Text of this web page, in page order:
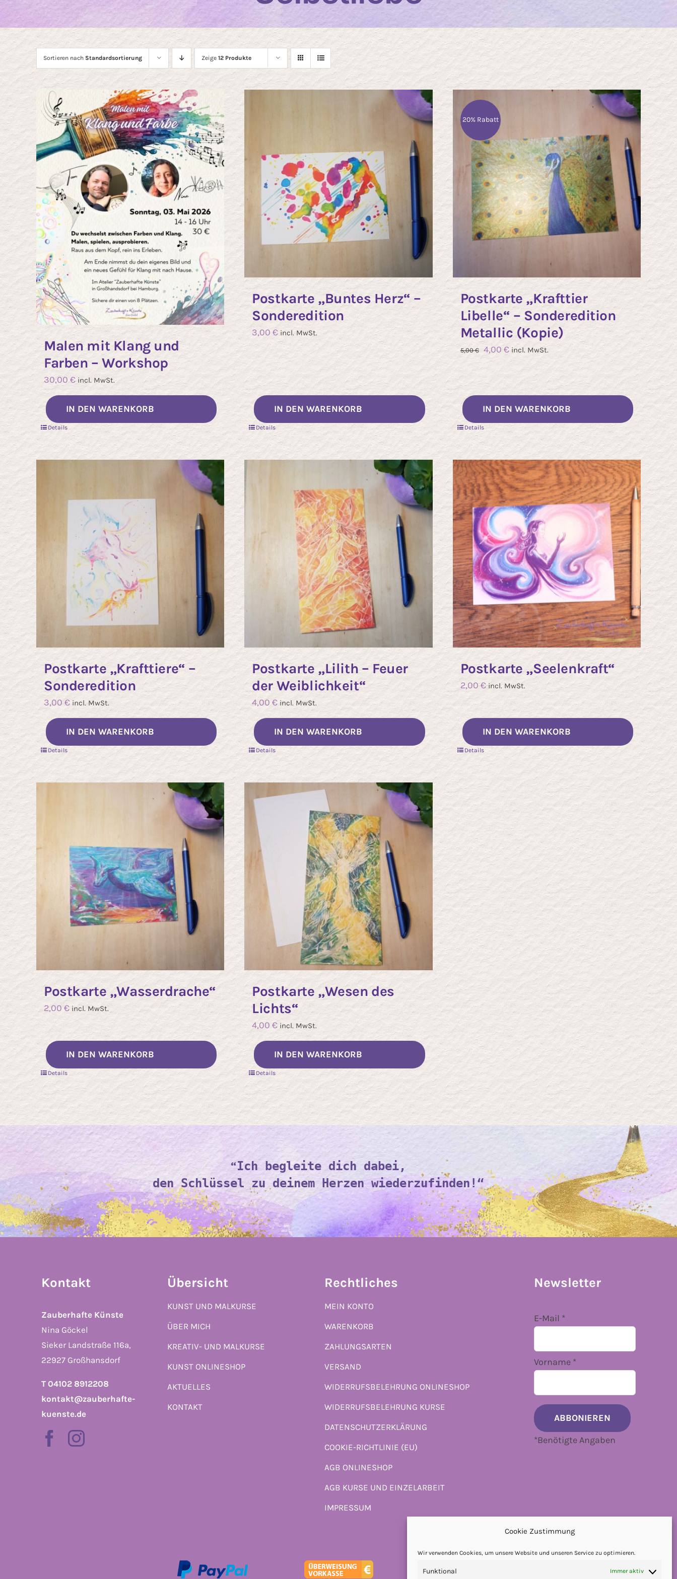
Cookie Zustimmung
Wir verwenden Cookies, um unsere Website und unseren Service zu optimieren.
Funktional Immer aktiv
Sortieren nach Standardsortierung Zeige 12 Produkte
Malen mit Klang und
Farben – Workshop
30,00 € incl. MwSt.
IN DEN WARENKORB
Details
Postkarte „Buntes Herz“ –
Sonderedition
3,00€ incl. MwSt.
IN DEN WARENKORB
Details
20% Rabatt
Postkarte „Krafttier
Libelle“ – Sonderedition
Metallic (Kopie)
5,00€
Ursprünglicher
war:
5,00 €
4,00 €Aktueller
ist:
4,00 €.
incl. MwSt.
IN DEN WARENKORB
Details
Postkarte „Krafttiere“ –
Sonderedition
3,00 € incl. MwSt.
IN DEN WARENKORB
Details
Postkarte „Lilith – Feuer
der Weiblichkeit“
4,00€ incl. MwSt.
IN DEN WARENKORB
Details
Postkarte „Seelenkraft“
2,00 € incl. MwSt.
IN DEN WARENKORB
Details
Postkarte „Wasserdrache“
2,00 € incl. MwSt.
IN DEN WARENKORB
Details
Postkarte „Wesen des
Lichts“
4,00€ incl. MwSt.
IN DEN WARENKORB
Details
“Ich begleite dich dabei,
den Schlüssel zu deinem Herzen wiederzufinden!“
Kontakt
Zauberhafte Künste
Nina Göckel
Sieker Landstraße 116a,
22927 Großhansdorf
T 04102 8912208
kontakt@zauberhafte-
kuenste.de
Übersicht
KUNST UND MALKURSE
ÜBER MICH
KREATIV- UND MALKURSE
KUNST ONLINESHOP
AKTUELLES
KONTAKT
Rechtliches
MEIN KONTO
WARENKORB
ZAHLUNGSARTEN
VERSAND
WIDERRUFSBELEHRUNG ONLINESHOP
WIDERRUFSBELEHRUNG KURSE
DATENSCHUTZERKLÄRUNG
COOKIE-RICHTLINIE (EU)
AGB ONLINESHOP
AGB KURSE UND EINZELARBEIT
IMPRESSUM
Newsletter
E-Mail *
Vorname *
*Benötigte Angaben